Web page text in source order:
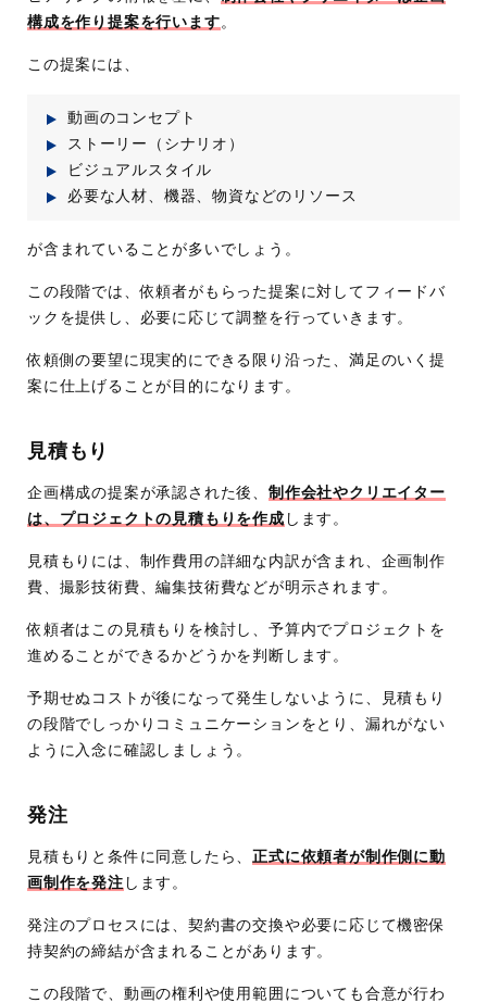
構成を作り提案を行います 。
この提案には、
動画のコンセプト
ストーリー（シナリオ）
ビジュアルスタイル
必要な人材、機器、物資などのリソース
が含まれていることが多いでしょう。
この段階では、依頼者がもらった提案に対してフィードバ
ックを提供し、必要に応じて調整を行っていきます。
依頼側の要望に現実的にできる限り沿った、満足のいく提
案に仕上げることが目的になります。
見積もり
企画構成の提案が承認された後、 制作会社やクリエイター
は、プロジェクトの見積もりを作成 します。
見積もりには、制作費用の詳細な内訳が含まれ、企画制作
費、撮影技術費、編集技術費などが明示されます。
依頼者はこの見積もりを検討し、予算内でプロジェクトを
進めることができるかどうかを判断します。
予期せぬコストが後になって発生しないように、見積もり
の段階でしっかりコミュニケーションをとり、漏れがない
ように入念に確認しましょう。
発注
見積もりと条件に同意したら、 正式に依頼者が制作側に動
画制作を発注 します。
発注のプロセスには、契約書の交換や必要に応じて機密保
持契約の締結が含まれることがあります。
この段階で、動画の権利や使用範囲についても合意が行わ